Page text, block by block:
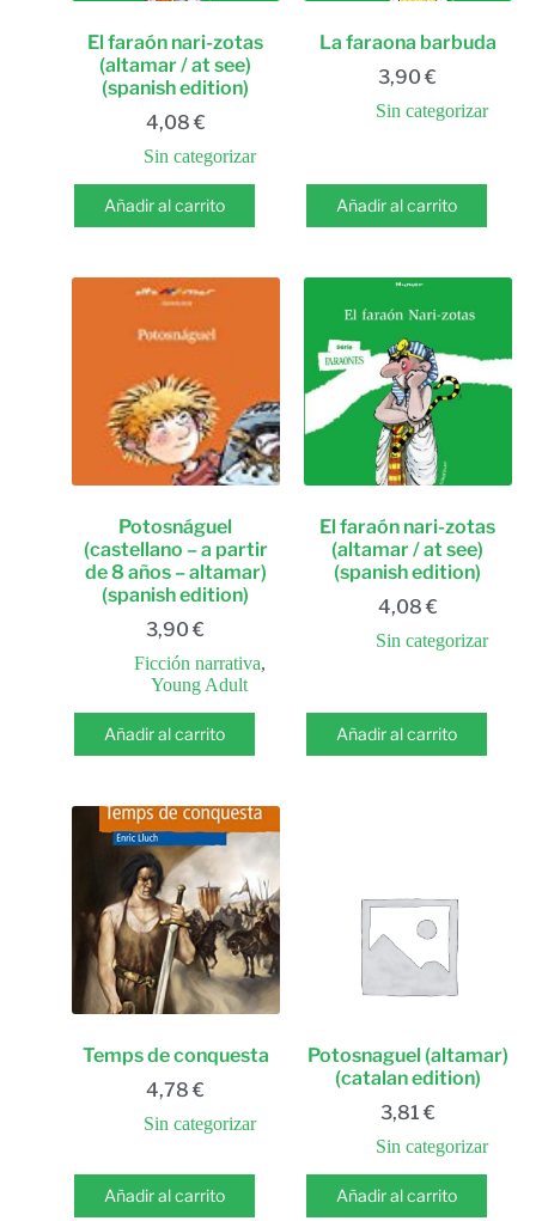
El faraón nari-zotas
(altamar / at see)
(spanish edition)
4,08 €
Sin categorizar
Añadir al carrito
La faraona barbuda
3,90€
Sin categorizar
Añadir al carrito
Potosnáguel
(castellano – a partir
de 8 años – altamar)
(spanish edition)
3,90€
Ficción narrativa,
Young Adult
Añadir al carrito
El faraón nari-zotas
(altamar / at see)
(spanish edition)
4,08 €
Sin categorizar
Añadir al carrito
Temps de conquesta
4,78€
Sin categorizar
Añadir al carrito
Potosnaguel (altamar)
(catalan edition)
3,81 €
Sin categorizar
Añadir al carrito